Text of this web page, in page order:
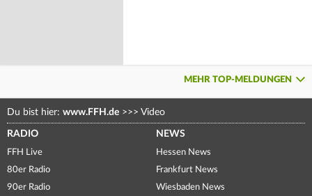
MEHR TOP-MELDUNGEN
Du bist hier: www.FFH.de >>> Video
RADIO
FFH Live
80er Radio
90er Radio
NEWS
Hessen News
Frankfurt News
Wiesbaden News